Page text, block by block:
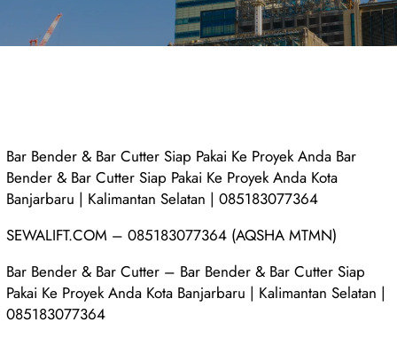
Bar Bender & Bar Cutter Siap Pakai Ke Proyek Anda Bar
Bender & Bar Cutter Siap Pakai Ke Proyek Anda Kota
Banjarbaru | Kalimantan Selatan | 085183077364
SEWALIFT.COM – 085183077364 (AQSHA MTMN)
Bar Bender & Bar Cutter – Bar Bender & Bar Cutter Siap
Pakai Ke Proyek Anda Kota Banjarbaru | Kalimantan Selatan |
085183077364